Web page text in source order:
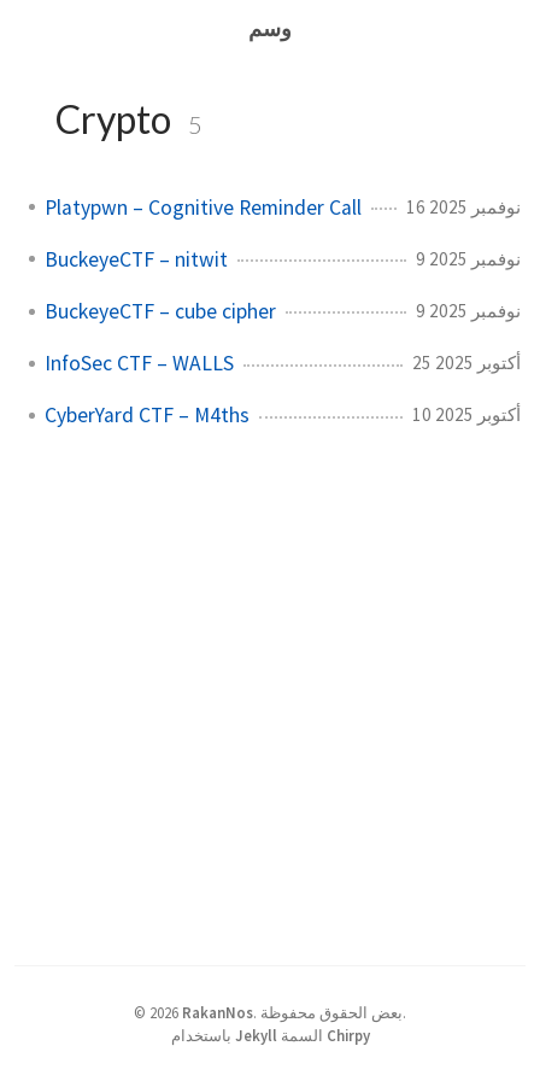
وسم
Crypto 5
Platypwn – Cognitive Reminder Call 16 نوفمبر 2025
BuckeyeCTF – nitwit 9 نوفمبر 2025
BuckeyeCTF – cube cipher 9 نوفمبر 2025
InfoSec CTF – WALLS 25 أكتوبر 2025
CyberYard CTF – M4ths 10 أكتوبر 2025
© 2026 RakanNos.
بعض الحقوق محفوظة.
Jekyll Chirpy